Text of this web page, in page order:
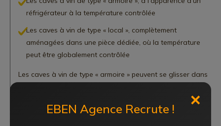
réfrigérateur à la température contrôlée
Les caves à vin de type « local », complètement
aménagées dans une pièce dédiée, où la température
peut être globalement contrôlée
Les caves à vin de type « armoire » peuvent se glisser dans
agrémenter vos cuisines, salles à manger ou caves. D’une
dizaine à une centaine de bouteilles, votre imagination est
✕
EBEN Agence Recrute !